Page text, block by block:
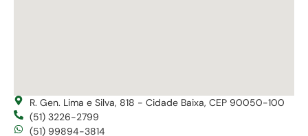
R. Gen. Lima e Silva, 818 - Cidade Baixa, CEP 90050-100
(51) 3226-2799
(51) 99894-3814